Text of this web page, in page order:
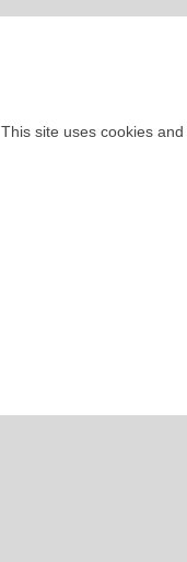
This site uses cookies